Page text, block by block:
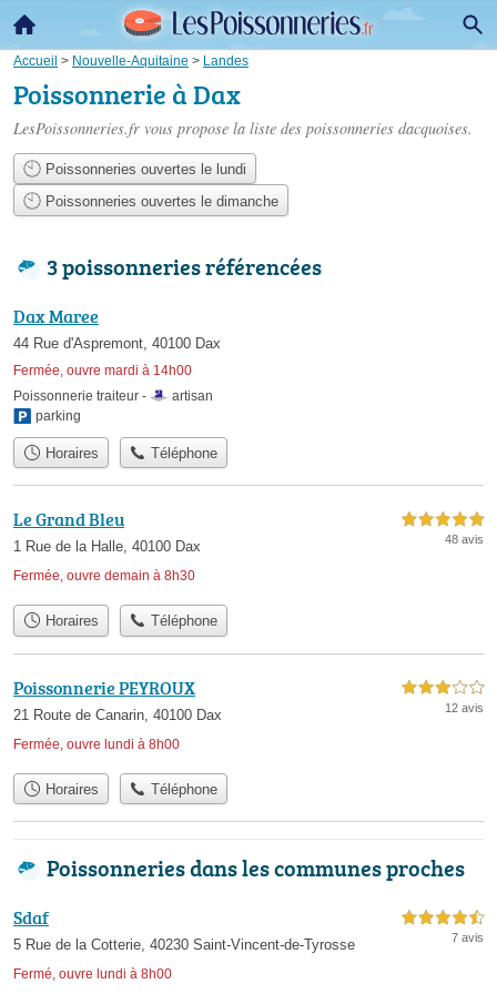
Accueil > Nouvelle-Aquitaine > Landes
Poissonnerie à Dax
LesPoissonneries.fr vous propose la liste des poissonneries dacquoises.
Poissonneries ouvertes le lundi
Poissonneries ouvertes le dimanche
3 poissonneries référencées
Dax Maree
44 Rue d'Aspremont, 40100 Dax
Fermée, ouvre mardi à 14h00
Poissonnerie traiteur -
artisan
parking
Horaires Téléphone
Le Grand Bleu
1 Rue de la Halle, 40100 Dax
Fermée, ouvre demain à 8h30
5,0 étoiles sur 5
48 avis
Horaires Téléphone
Poissonnerie PEYROUX
21 Route de Canarin, 40100 Dax
Fermée, ouvre lundi à 8h00
3,0 étoiles sur 5
12 avis
Horaires Téléphone
Poissonneries dans les communes proches
Sdaf
5 Rue de la Cotterie, 40230 Saint-Vincent-de-Tyrosse
Fermé, ouvre lundi à 8h00
4,5 étoiles sur 5
7 avis